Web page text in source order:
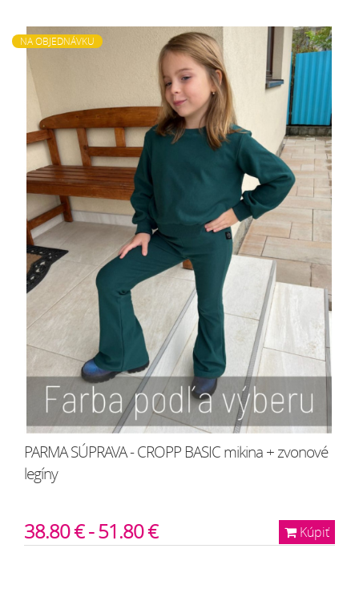
NA OBJEDNÁVKU
PARMA SÚPRAVA - CROPP BASIC mikina + zvonové
legíny
Kúpiť
38.80 € - 51.80 €